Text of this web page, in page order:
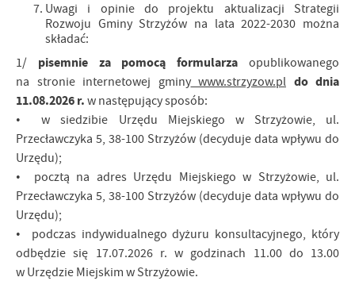
Uwagi i opinie do projektu aktualizacji Strategii
Rozwoju Gminy Strzyżów na lata 2022-2030 można
składać:
1/ pisemnie za pomocą formularza opublikowanego
na stronie internetowej gminywww.strzyzow.pl do dnia
11.08.2026 r. w następujący sposób:
• w siedzibie Urzędu Miejskiego w Strzyżowie, ul.
Przecławczyka 5, 38-100 Strzyżów (decyduje data wpływu do
Urzędu);
• pocztą na adres Urzędu Miejskiego w Strzyżowie, ul.
Przecławczyka 5, 38-100 Strzyżów (decyduje data wpływu do
Urzędu);
• podczas indywidualnego dyżuru konsultacyjnego, który
odbędzie się 17.07.2026 r. w godzinach 11.00 do 13.00
w Urzędzie Miejskim w Strzyżowie.